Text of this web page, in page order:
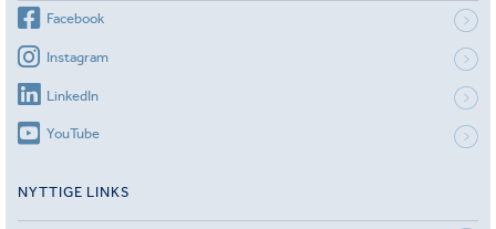
Facebook
Instagram
LinkedIn
YouTube
NYTTIGE LINKS